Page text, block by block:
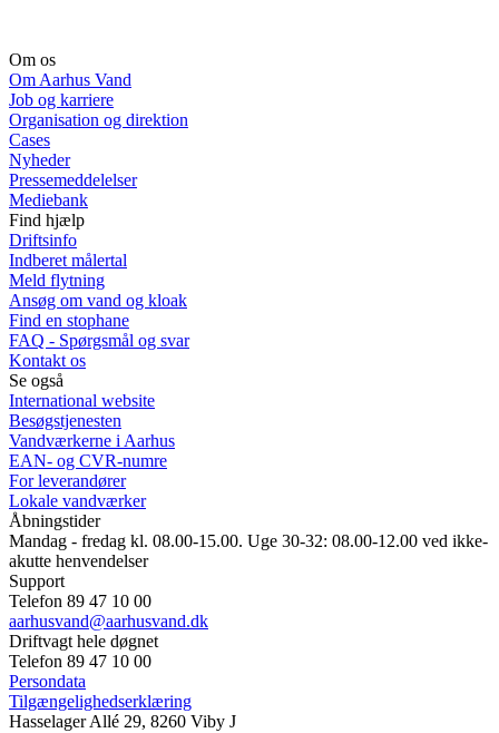
Om os
Om Aarhus Vand
Job og karriere
Organisation og direktion
Cases
Nyheder
Pressemeddelelser
Mediebank
Find hjælp
Driftsinfo
Indberet målertal
Meld flytning
Ansøg om vand og kloak
Find en stophane
FAQ - Spørgsmål og svar
Kontakt os
Se også
International website
Besøgstjenesten
Vandværkerne i Aarhus
EAN- og CVR-numre
For leverandører
Lokale vandværker
Åbningstider
Mandag - fredag kl. 08.00-15.00. Uge 30-32: 08.00-12.00 ved ikke-
akutte henvendelser
Support
Telefon 89 47 10 00
aarhusvand@aarhusvand.dk
Driftvagt hele døgnet
Telefon 89 47 10 00
Persondata
Tilgængelighedserklæring
Hasselager Allé 29, 8260 Viby J